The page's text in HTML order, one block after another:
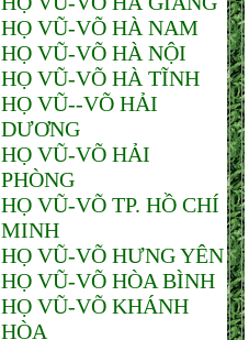
HỌ VŨ-VÕ HÀ NAM
HỌ VŨ-VÕ HÀ NỘI
HỌ VŨ-VÕ HÀ TĨNH
HỌ VŨ--VÕ HẢI
DƯƠNG
HỌ VŨ-VÕ HẢI
PHÒNG
HỌ VŨ-VÕ TP. HỒ CHÍ
MINH
HỌ VŨ-VÕ HƯNG YÊN
HỌ VŨ-VÕ HÒA BÌNH
HỌ VŨ-VÕ KHÁNH
HÒA